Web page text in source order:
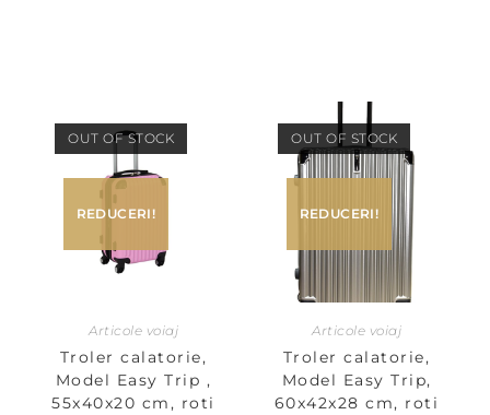
OUT OF STOCK
REDUCERI!
Articole voiaj
Troler calatorie,
Model Easy Trip ,
55x40x20 cm, roti
OUT OF STOCK
REDUCERI!
Articole voiaj
Troler calatorie,
Model Easy Trip,
60x42x28 cm, roti